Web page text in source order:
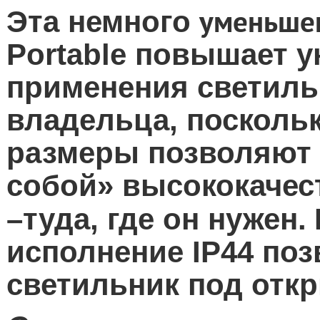
Эта немного
Portable повышает
применения
владельца,
размеры
собой»
–туда, где он нужен.
исполнение IP44
светильник под